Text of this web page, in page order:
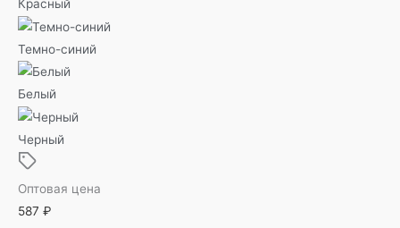
Красный
Темно-синий
Белый
Черный
Оптовая цена
587 ₽